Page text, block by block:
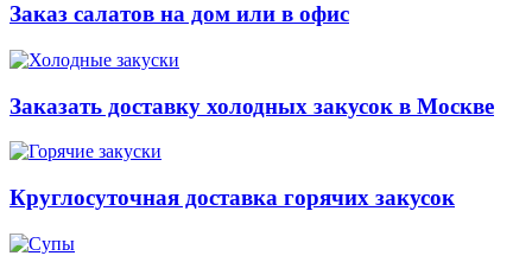
Заказ салатов на дом или в офис
Заказать доставку холодных закусок в Москве
Круглосуточная доставка горячих закусок